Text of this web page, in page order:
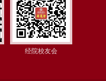
经院校友会